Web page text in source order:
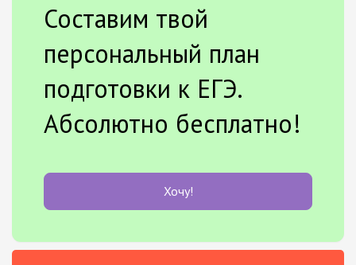
Составим твой
персональный план
подготовки к ЕГЭ.
Абсолютно бесплатно!
Хочу!